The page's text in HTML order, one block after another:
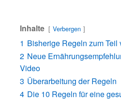
Inhalte Verbergen
1 Bisherige Regeln zum Teil
2 Neue
Video
3 Überarbeitung der Regeln
4 Die 10 Regeln für eine